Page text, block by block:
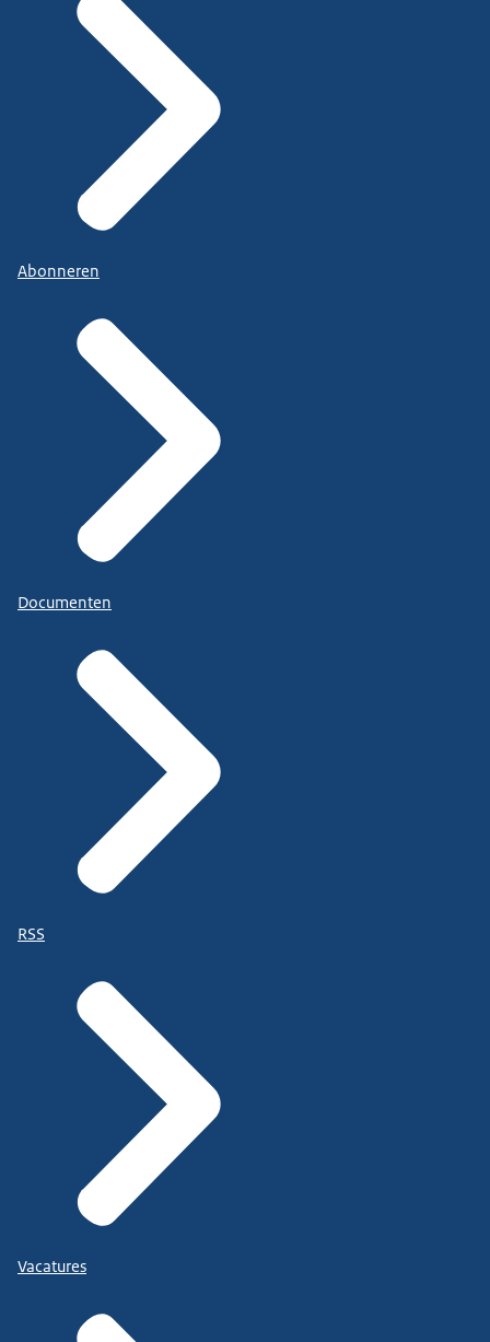
Abonneren
Documenten
RSS
Vacatures